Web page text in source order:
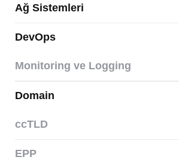
Ağ Sistemleri
DevOps
Monitoring ve Logging
Domain
ccTLD
EPP